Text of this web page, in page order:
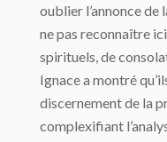
oublier l’annonce de
ne pas reconnaître
spirituels, de
Ignace a montré
discernement de la
complexifiant